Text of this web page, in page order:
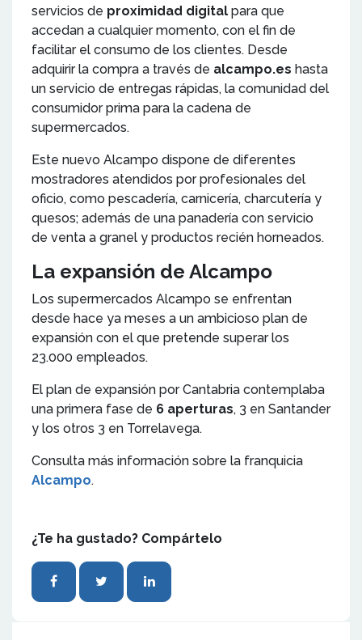
servicios de proximidad digital para que
accedan a cualquier momento, con el fin de
facilitar el consumo de los clientes. Desde
adquirir la compra a través de alcampo.es hasta
un servicio de entregas rápidas, la comunidad del
consumidor prima para la cadena de
supermercados.
Este nuevo Alcampo dispone de diferentes
mostradores atendidos por profesionales del
oficio, como pescadería, carnicería, charcutería y
quesos; además de una panadería con servicio
de venta a granel y productos recién horneados.
La expansión de Alcampo
Los supermercados Alcampo se enfrentan
desde hace ya meses a un ambicioso plan de
expansión con el que pretende superar los
23.000 empleados.
El plan de expansión por Cantabria contemplaba
una primera fase de 6 aperturas, 3 en Santander
y los otros 3 en Torrelavega.
Consulta más información sobre la franquicia
Alcampo.
¿Te ha gustado? Compártelo